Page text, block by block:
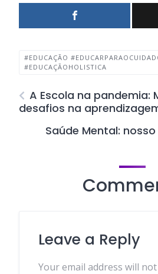
#EDUCAÇÃO
#EDUCAÇÃOHOLISTICA
A Escola na pandemia:
desafios na
Saúde Mental:
Leave a Reply
Your email address will